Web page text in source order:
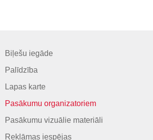
Biļešu iegāde
Palīdzība
Lapas karte
Pasākumu organizatoriem
Pasākumu vizuālie materiāli
Reklāmas iespējas